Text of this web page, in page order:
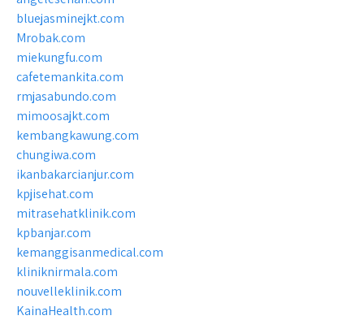
bluejasminejkt.com
Mrobak.com
miekungfu.com
cafetemankita.com
rmjasabundo.com
mimoosajkt.com
kembangkawung.com
chungiwa.com
ikanbakarcianjur.com
kpjisehat.com
mitrasehatklinik.com
kpbanjar.com
kemanggisanmedical.com
kliniknirmala.com
nouvelleklinik.com
KainaHealth.com